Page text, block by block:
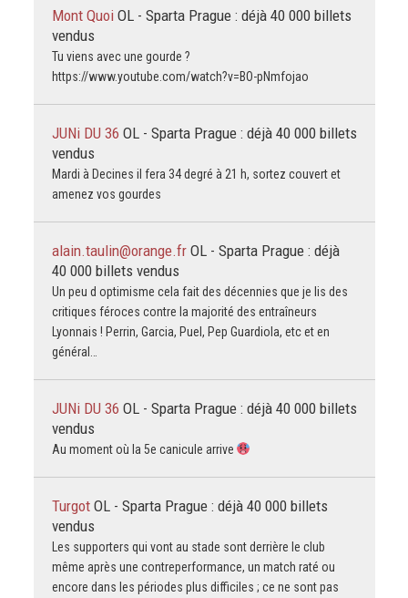
Mont Quoi OL - Sparta Prague : déjà 40 000 billets
vendus
Tu viens avec une gourde ?
https://www.youtube.com/watch?v=BO-pNmfojao
JUNi DU 36 OL - Sparta Prague : déjà 40 000 billets
vendus
Mardi à Decines il fera 34 degré à 21 h, sortez couvert et
amenez vos gourdes
alain.taulin@orange.fr OL - Sparta Prague : déjà
40 000 billets vendus
Un peu d optimisme cela fait des décennies que je lis des
critiques féroces contre la majorité des entraîneurs
Lyonnais ! Perrin, Garcia, Puel, Pep Guardiola, etc et en
général…
JUNi DU 36 OL - Sparta Prague : déjà 40 000 billets
vendus
Au moment où la 5e canicule arrive
Turgot OL - Sparta Prague : déjà 40 000 billets
vendus
Les supporters qui vont au stade sont derrière le club
même après une contreperformance, un match raté ou
encore dans les périodes plus difficiles ; ce ne sont pas